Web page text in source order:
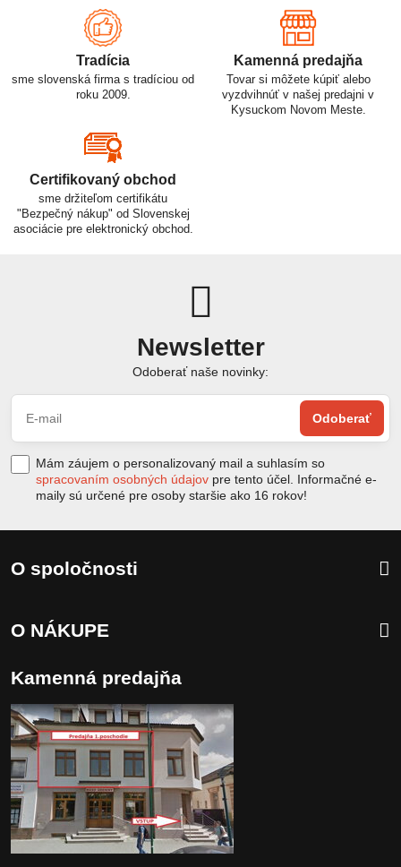
Tradícia
sme slovenská firma s tradíciou od
roku 2009.
Kamenná predajňa
Tovar si môžete kúpiť alebo
vyzdvihnúť v našej predajni v
Kysuckom Novom Meste.
Certifikovaný obchod
sme držiteľom certifikátu
"Bezpečný nákup" od Slovenskej
asociácie pre elektronický obchod.
Newsletter
Odoberať naše novinky:
Odoberať
Mám záujem o personalizovaný mail a suhlasím so
spracovaním osobných údajov pre tento účel. Informačné e-
maily sú určené pre osoby staršie ako 16 rokov!
O spoločnosti
O NÁKUPE
Kamenná predajňa